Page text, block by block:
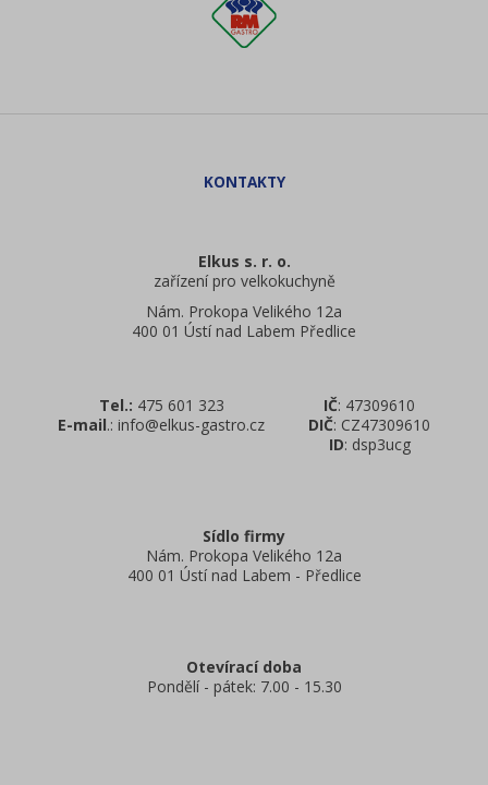
Elkus s. r. o.
zařízení pro velkokuchyně
Nám. Prokopa Velikého 12a
400 01 Ústí nad Labem Předlice
Tel.: 475 601 323
E-mail.: info@elkus-gastro.cz
IČ: 47309610
DIČ: CZ47309610
ID: dsp3ucg
Sídlo firmy
Nám. Prokopa Velikého 12a
400 01 Ústí nad Labem - Předlice
Otevírací doba
Pondělí - pátek: 7.00 - 15.30